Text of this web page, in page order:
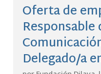
Oferta de
Responsable
Delegado/a